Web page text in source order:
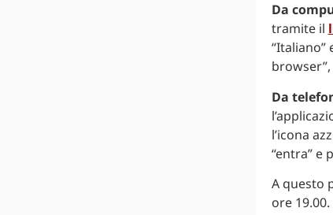
Da
tramite il
“Italiano”
Da
l’icona
“entra” e
A questo
ore 19.00.